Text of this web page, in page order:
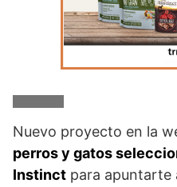
Nuevo proyecto en la
perros y gatos
Instinct para apuntarte